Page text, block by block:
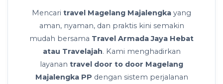
Mencari travel Magelang Majalengka yang
aman, nyaman, dan praktis kini semakin
mudah bersama Travel Armada Jaya Hebat
atau Travelajah. Kami menghadirkan
layanan travel door to door Magelang
Majalengka PP dengan sistem perjalanan